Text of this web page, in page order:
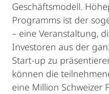
Geschäftsmodell.
Programms ist der
– eine Veranstaltung,
Investoren aus der
Start-up zu
können die
eine Million Schweizer